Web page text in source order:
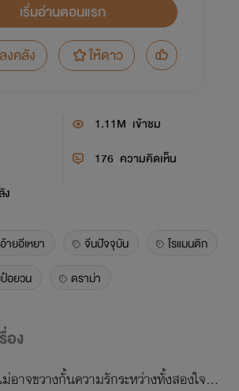
เริ่มอ่านตอนแรก
งคลัง
ให้ดาว
1.11M เข้าชม
176 ความคิดเห็น
อ้ายอีเหยา จีนปัจจุบัน
โรแมนติก
อยวน ดราม่า
อง
อาจขวางกั้นความรักระหว่างทั้งสองใจ…